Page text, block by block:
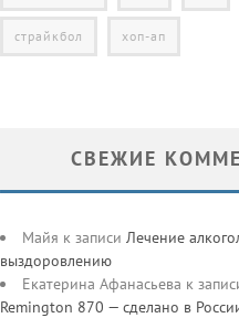
страйкбол хоп-ап
СВЕЖИЕ
Майя к записи Лечение
выздоровлению
Екатерина Афанасьева к
Remington 870 — сделано в